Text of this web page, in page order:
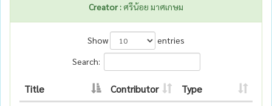
Creator : ศรีน้อย มาศเกษม
Show
entries
Search:
Title Contributor
Type